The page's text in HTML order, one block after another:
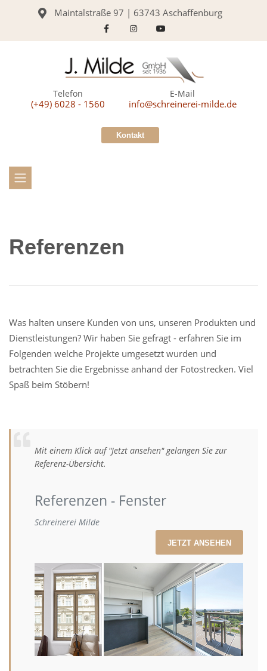
Maintalstraße 97 | 63743 Aschaffenburg
Telefon
(+49) 6028 - 1560
E-Mail
info@schreinerei-milde.de
Kontakt
Referenzen
Was halten unsere Kunden von uns, unseren Produkten und
Dienstleistungen? Wir haben Sie gefragt - erfahren Sie im
Folgenden welche Projekte umgesetzt wurden und
betrachten Sie die Ergebnisse anhand der Fotostrecken. Viel
Spaß beim Stöbern!
Mit einem Klick auf "Jetzt ansehen" gelangen Sie zur
Referenz-Übersicht.
Referenzen - Fenster
Schreinerei Milde
JETZT ANSEHEN